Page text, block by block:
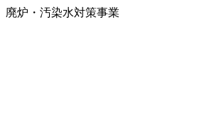
廃炉・汚染水対策事業